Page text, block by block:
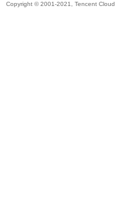
Copyright © 2001-2021, Tencent Cloud.